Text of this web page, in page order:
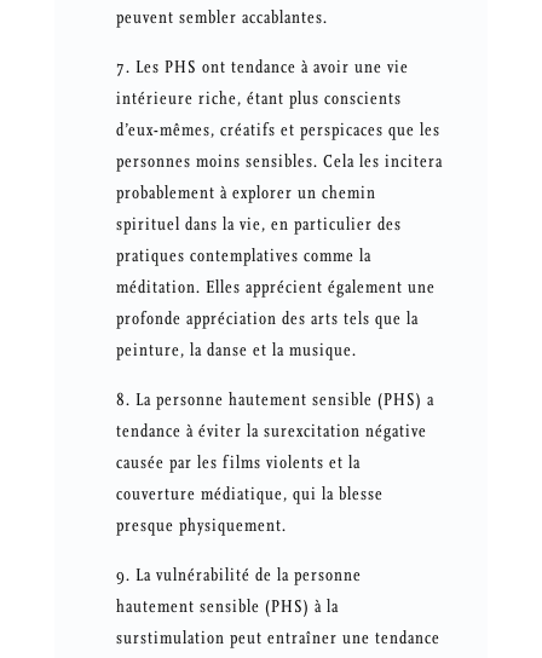
peuvent sembler accablantes.
Les PHS ont tendance à avoir une vie
intérieure riche, étant plus conscients
d’eux-mêmes, créatifs et perspicaces que les
personnes moins sensibles. Cela les incitera
probablement à explorer un chemin
spirituel dans la vie, en particulier des
pratiques contemplatives comme la
méditation. Elles apprécient également une
profonde appréciation des arts tels que la
peinture, la danse et la musique.
La personne hautement sensible (PHS) a
tendance à éviter la surexcitation négative
causée par les films violents et la
couverture médiatique, qui la blesse
presque physiquement.
La vulnérabilité de la personne
hautement sensible (PHS) à la
surstimulation peut entraîner une tendance